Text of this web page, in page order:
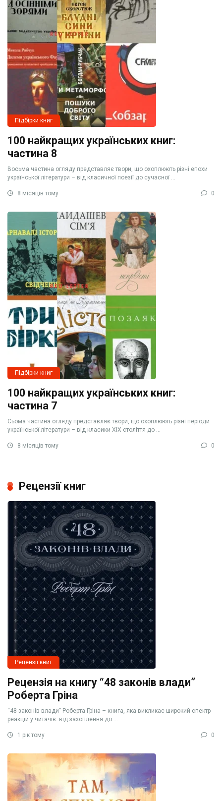
Підбірки книг
100 найкращих українських книг:
частина 8
Восьма частина огляду представляє твори, що охоплюють різні епохи
української літератури – від класичної поезії до сучасної ...
8 місяців тому 0
Підбірки книг
100 найкращих українських книг:
частина 7
Сьома частина огляду представляє твори, що охоплюють різні періоди
української літератури – від класики XIX століття до ...
8 місяців тому 0
Рецензії книг
Рецензії книг
Рецензія на книгу “48 законів влади”
Роберта Гріна
“48 законів влади” Роберта Гріна – книга, яка викликає широкий спектр
реакцій у читачів: від захоплення до ...
1 рік тому 0